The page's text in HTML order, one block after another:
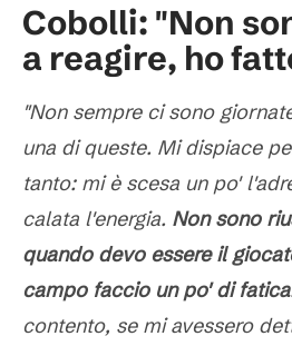
Cobolli: "Non
a reagire, ho
"Non sempre ci sono
una di queste. Mi dispiace
tanto: mi è scesa un po'
calata l'energia. Non sono
quando devo essere il
campo faccio un po' di fatica
contento, se mi avessero